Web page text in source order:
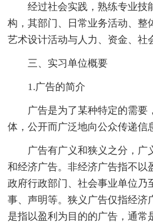
经过社会实践，熟练专业技
构，其部门、日常业务活动、整
艺术设计活动与人力、资金、社
三、实习单位概要
1.广告的简介
广告是为了某种特定的需要
体，公开而广泛地向公众传递信
广告有广义和狭义之分，广
和经济广告。非经济广告指不以
政府行政部门、社会事业单位乃
事、声明等。狭义广告仅指经济
是指以盈利为目的的广告，通常